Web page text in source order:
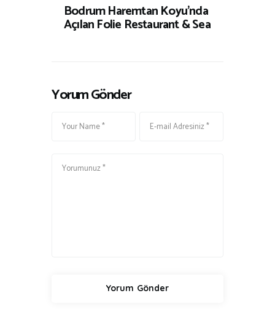
Bodrum Haremtan Koyu’nda
Açılan Folie Restaurant & Sea
Yorum Gönder